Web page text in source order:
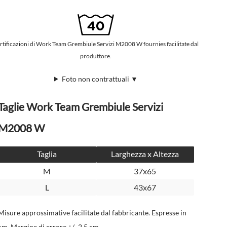
di Work Team Grembiule Servizi M2008 W fournies facilitate dal
produttore.
Foto non contrattuali ▼
Work Team Grembiule Servizi
W
Taglia
Larghezza x Altezza
M
37x65
L
43x67
approssimative facilitate dal fabbricante. Espresse in